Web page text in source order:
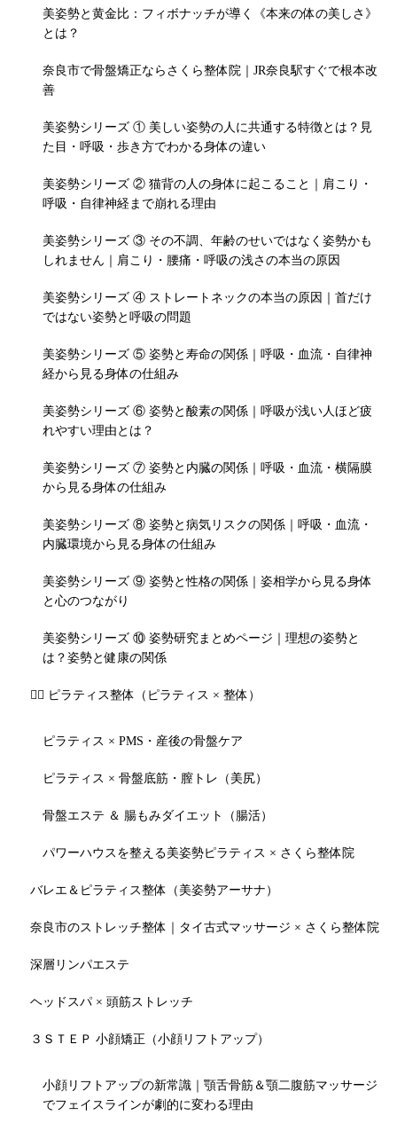
美姿勢と黄金比：フィボナッチが導く《本来の体の美しさ》
とは？
奈良市で骨盤矯正ならさくら整体院｜JR奈良駅すぐで根本改
善
美姿勢シリーズ ① 美しい姿勢の人に共通する特徴とは？見
た目・呼吸・歩き方でわかる身体の違い
美姿勢シリーズ ② 猫背の人の身体に起こること｜肩こり・
呼吸・自律神経まで崩れる理由
美姿勢シリーズ ③ その不調、年齢のせいではなく姿勢かも
しれません｜肩こり・腰痛・呼吸の浅さの本当の原因
美姿勢シリーズ ④ ストレートネックの本当の原因｜首だけ
ではない姿勢と呼吸の問題
美姿勢シリーズ ⑤ 姿勢と寿命の関係｜呼吸・血流・自律神
経から見る身体の仕組み
美姿勢シリーズ ⑥ 姿勢と酸素の関係｜呼吸が浅い人ほど疲
れやすい理由とは？
美姿勢シリーズ ⑦ 姿勢と内臓の関係｜呼吸・血流・横隔膜
から見る身体の仕組み
美姿勢シリーズ ⑧ 姿勢と病気リスクの関係｜呼吸・血流・
内臓環境から見る身体の仕組み
美姿勢シリーズ ⑨ 姿勢と性格の関係｜姿相学から見る身体
と心のつながり
美姿勢シリーズ ⑩ 姿勢研究まとめページ｜理想の姿勢と
は？姿勢と健康の関係
🧘‍♀️ ピラティス整体（ピラティス × 整体）
ピラティス × PMS・産後の骨盤ケア
ピラティス × 骨盤底筋・膣トレ（美尻）
骨盤エステ ＆ 腸もみダイエット（腸活）
パワーハウスを整える美姿勢ピラティス × さくら整体院
バレエ＆ピラティス整体（美姿勢アーサナ）
奈良市のストレッチ整体｜タイ古式マッサージ × さくら整体院
深層リンパエステ
ヘッドスパ × 頭筋ストレッチ
３ＳＴＥＰ 小顔矯正（小顔リフトアップ）
小顔リフトアップの新常識｜顎舌骨筋＆顎二腹筋マッサージ
でフェイスラインが劇的に変わる理由